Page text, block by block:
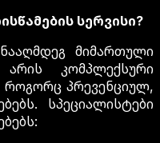
სერვისი?
მიმართული
არის კომპლექსური
როგორც პრევენციულ,
სპეციალისტები